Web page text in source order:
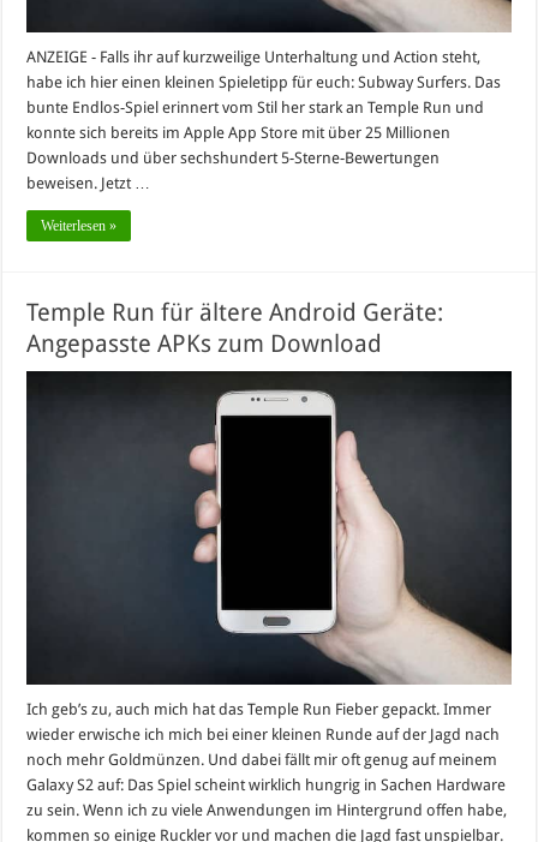
ANZEIGE - Falls ihr auf kurzweilige Unterhaltung und Action steht,
habe ich hier einen kleinen Spieletipp für euch: Subway Surfers. Das
bunte Endlos-Spiel erinnert vom Stil her stark an Temple Run und
konnte sich bereits im Apple App Store mit über 25 Millionen
Downloads und über sechshundert 5-Sterne-Bewertungen
beweisen. Jetzt …
Weiterlesen »
Temple Run für ältere Android Geräte:
Angepasste APKs zum Download
Ich geb’s zu, auch mich hat das Temple Run Fieber gepackt. Immer
wieder erwische ich mich bei einer kleinen Runde auf der Jagd nach
noch mehr Goldmünzen. Und dabei fällt mir oft genug auf meinem
Galaxy S2 auf: Das Spiel scheint wirklich hungrig in Sachen Hardware
zu sein. Wenn ich zu viele Anwendungen im Hintergrund offen habe,
kommen so einige Ruckler vor und machen die Jagd fast unspielbar.